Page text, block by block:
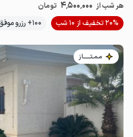
هر شب از 4٬500٬000 تومان
20% تخفیف از 10 شب
100+ رزرو موفق
مـمـتــــــاز